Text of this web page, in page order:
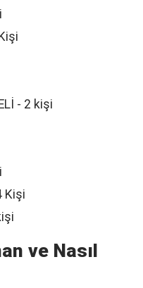
- 2 kişi
Kişi
ve Nasıl